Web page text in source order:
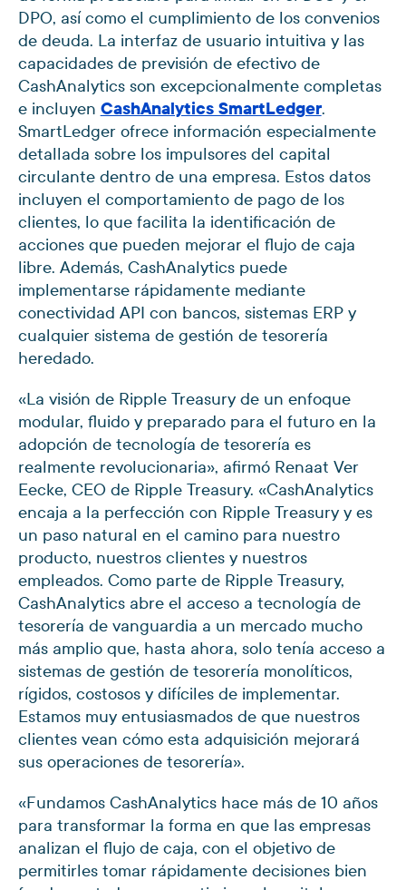
DPO, así como el cumplimiento de los convenios
de deuda. La interfaz de usuario intuitiva y las
capacidades de previsión de efectivo de
CashAnalytics son excepcionalmente completas
e incluyen CashAnalytics SmartLedger.
SmartLedger ofrece información especialmente
detallada sobre los impulsores del capital
circulante dentro de una empresa. Estos datos
incluyen el comportamiento de pago de los
clientes, lo que facilita la identificación de
acciones que pueden mejorar el flujo de caja
libre. Además, CashAnalytics puede
implementarse rápidamente mediante
conectividad API con bancos, sistemas ERP y
cualquier sistema de gestión de tesorería
heredado.
«La visión de Ripple Treasury de un enfoque
modular, fluido y preparado para el futuro en la
adopción de tecnología de tesorería es
realmente revolucionaria», afirmó Renaat Ver
Eecke, CEO de Ripple Treasury. «CashAnalytics
encaja a la perfección con Ripple Treasury y es
un paso natural en el camino para nuestro
producto, nuestros clientes y nuestros
empleados. Como parte de Ripple Treasury,
CashAnalytics abre el acceso a tecnología de
tesorería de vanguardia a un mercado mucho
más amplio que, hasta ahora, solo tenía acceso a
sistemas de gestión de tesorería monolíticos,
rígidos, costosos y difíciles de implementar.
Estamos muy entusiasmados de que nuestros
clientes vean cómo esta adquisición mejorará
sus operaciones de tesorería».
«Fundamos CashAnalytics hace más de 10 años
para transformar la forma en que las empresas
analizan el flujo de caja, con el objetivo de
permitirles tomar rápidamente decisiones bien